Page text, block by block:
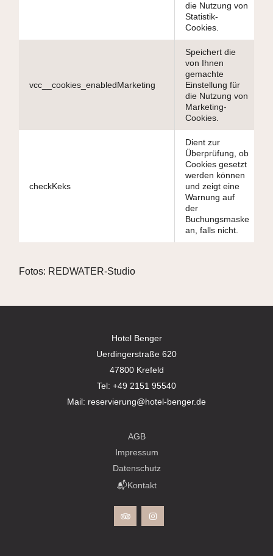
die Nutzung von
Statistik-
Cookies.
vcc__cookies_enabledMarketing
Speichert die
von Ihnen
gemachte
Einstellung für
die Nutzung von
Marketing-
Cookies.
checkKeks
Dient zur
Überprüfung, ob
Cookies gesetzt
werden können
und zeigt eine
Warnung auf
der
Buchungsmaske
an, falls nicht.
Fotos: REDWATER-Studio
Hotel Benger
Uerdingerstraße 620
47800 Krefeld
Tel: +49 2151 95540
Mail: reservierung@hotel-benger.de
AGB
Impressum
Datenschutz
📬Kontakt